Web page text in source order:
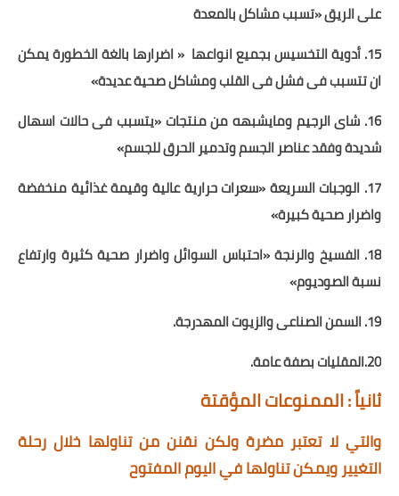
على الريق «تسبب مشاكل بالمعدة
15. أدوية التخسيس بجميع انواعها
« اضرارها بالغة الخطورة يمكن
ان تتسبب فى فشل فى القلب ومشاكل صحية عديدة»
16. شاى الرجيم ومايشبهه من منتجات «يتسبب فى حالات اسهال
شديدة وفقد عناصر الجسم وتدمير الحرق للجسم»
17. الوجبات السريعة «سعرات حرارية عالية وقيمة غذائية منخفضة
واضرار صحية كبيرة»
18. الفسيخ والرنجة «احتباس السوائل واضرار صحية كثيرة وارتفاع
نسبة الصوديوم»
19. السمن الصناعى والزيوت المهدرجة.
20.المقليات بصفة عامة.
ثانياً : الممنوعات المؤقتة
والتي لا تعتبر مضرة ولكن نقنن من تناولها خلال رحلة
التغيير ويمكن تناولها في اليوم المفتوح